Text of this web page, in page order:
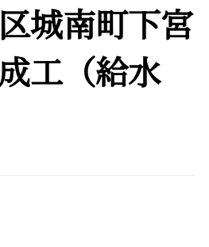
採用情報
城南町下宮
工（給水